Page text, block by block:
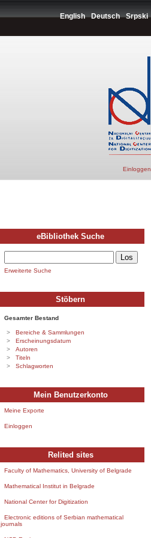
English Deutsch Srpski
Einloggen
eBibliothek Suche
Erweiterte Suche
Stöbern
Gesamter Bestand
Bereiche & Sammlungen
Erscheinungsdatum
Autoren
Titeln
Schlagworten
Mein Benutzerkonto
Meine Exporte
Einloggen
Relited sites
Faculty of Mathematics, University of Belgrade
Mathematical Institut in Belgrade
National Center for Digitization
Electronic editions of Serbian mathematical
journals